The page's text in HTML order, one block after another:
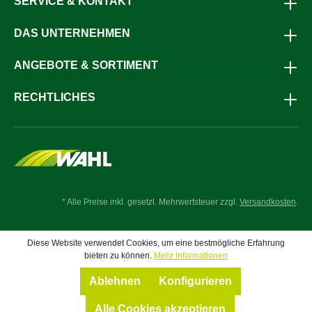
allen Bereichen – von der Tierhaltung über die
Arbeitskomfort steigern und alle Reinigungs- und
DAS UNTERNEHMEN
ANGEBOTE & SORTIMENT
RECHTLICHES
* Alle Preise inkl. gesetzl. Mehrwertsteuer zzgl. Versandkosten.
Diese Website verwendet Cookies, um eine bestmögliche Erfahrung
bieten zu können. Mehr Informationen
Ablehnen Konfigurieren
Alle Cookies akzeptieren